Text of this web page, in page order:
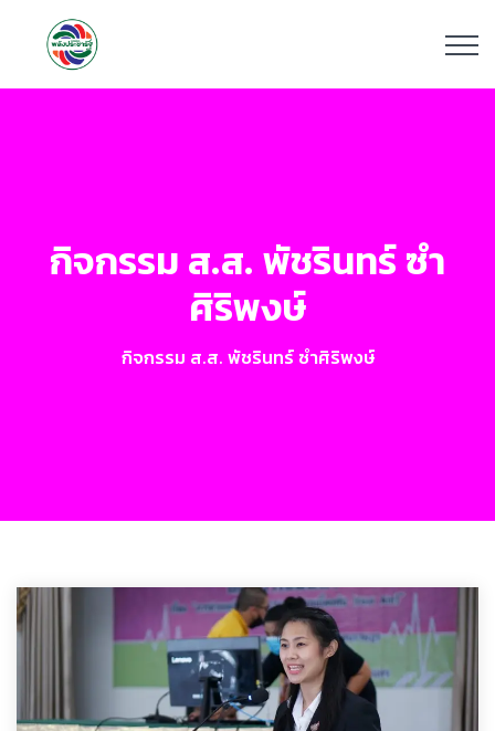
กิจกรรม ส.ส. พัชรินทร์ ซำ
ศิริพงษ์
กิจกรรม ส.ส. พัชรินทร์ ซำศิริพงษ์